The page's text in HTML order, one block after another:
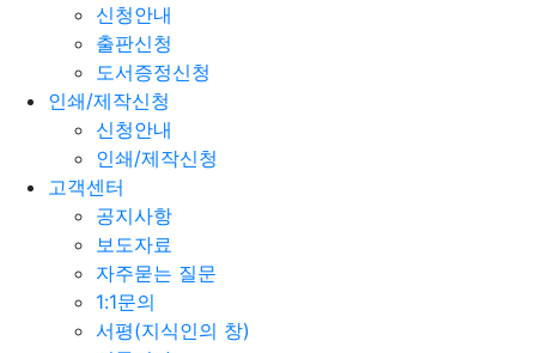
신청안내
출판신청
도서증정신청
인쇄/제작신청
신청안내
인쇄/제작신청
고객센터
공지사항
보도자료
자주묻는 질문
1:1문의
서평(지식인의 창)